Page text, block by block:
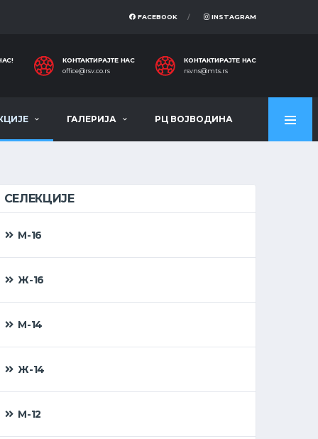
FACEBOOK INSTAGRAM
КОНТАКТИРАЈТЕ НАС
office@rsv.co.rs
КОНТАКТИРАЈТЕ НАС
rsvns@mts.rs
ГАЛЕРИЈА РЦ ВОЈВОДИНА
СЕЛЕКЦИЈЕ
М-16
Ж-16
М-14
Ж-14
М-12